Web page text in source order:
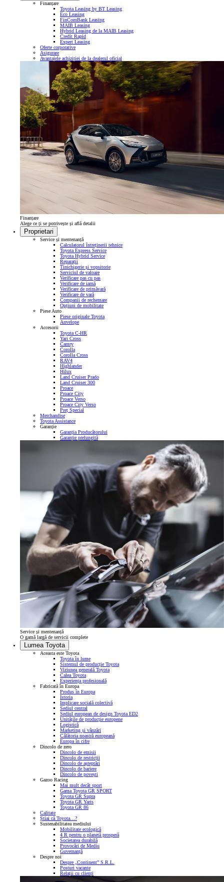
Finanțare
Toyota Leasing by BT Leasing
Eco Leasing
FinComBank Leasing
MAIB Leasing
Hybrid Leasing de la MAIB Leasing
Credit Rapid
Expert Leasing
Oferte corporative
Asigurare
Avantajele achiziției de la dealerul oficial
Finanțare
Alege ce ți se potrivește și află detalii
Proprietari
Service și mentenanță
Calculatorul întreținerii tehnice
Toyota Express Service
Toyota Hybrid Service
Reparații
Tinichigerie și vopsitorie
Serviciul de valoare
Verificare pas cu pas
Verificare de iarnă
Verificare de primăvară
Verificare de vară
Companii de rechemare
Opțiuni de mobilitate
Piese Auto
Piese originale Toyota
Anvelope
Accesorii
Toyota C-HR
Yari Cross
Camry
Corolla
Corolla Cross
RAV4
Highlander
Hilux
Land Cruiser Prado
Land Cruiser 300
Proace
Proace City
Proace Verso
Proace City Verso
Preț Special
Merchandise
Toyota Assistance
Garanție
Garanția Producătorului
Garanție prelungită
Service și mentenanță
O gamă largă de servicii complete
Lumea Toyota
Aceasta este Toyota
Toyota în lume
Sistemul de producție Toyota
Viziunea generală Toyota
Calea Toyota
Experiența profesională
Fabricată în Europa
Produs în Europa
Istoria
Implicare socială colectivă
Sediul central
Sediul european de design Toyota ED2
Unitățile de producție europene
Logistică
Marketing și vânzări
Călătoria noastră europeană
Europa în cifre
Dincolo de zero
Dincolo de emisii
Dincolo de restricții
Dincolo de așteptări
Dincolo de bariere
Dincolo de povești
Gazoo Racing
Mai mult decât sport
Gama Toyota GR SPORT
Toyota GR Supra
Toyota GR Yaris
Toyota GR 86
Calitate
Știai că Toyota…?
Sustenabilitatea mediului
Mobilitate ecologică
4 R pentru o planetă prosperă
Societatea durabilă
Provocări de Mediu
Guvernanță
Despre noi
Despre „Continent” S.R.L.
Posturi vacante
Relații cu clienți